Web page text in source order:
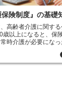
険制度』の基礎
高齢者介護に関す
歳以上になると、保
時介護が必要にな
でサービスを利用す
利用できるように